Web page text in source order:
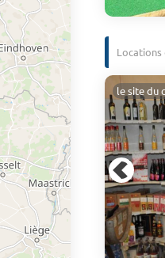
Locations
le site du